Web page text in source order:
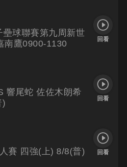
球聯賽第九周新世
南鷹0900-1130
回看
響尾蛇 佐佐木朗希
)
回看
賽 四強(上) 8/8(普)
回看